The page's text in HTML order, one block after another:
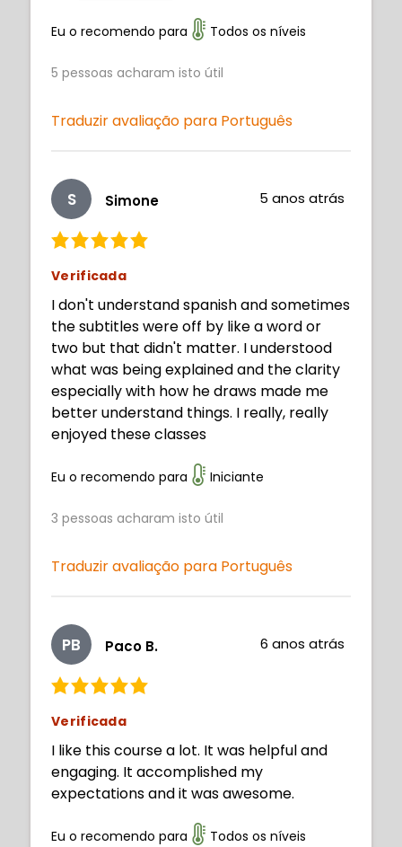
one of my worst places right now). He has
from an art teacher. Thanks! Can't wait to
Eu o recomendo para Todos os níveis
5 pessoas acharam isto útil
Traduzir avaliação para Português
S Simone 5 anos atrás
Verificada
I don't understand spanish and sometimes
the subtitles were off by like a word or
two but that didn't matter. I understood
what was being explained and the clarity
especially with how he draws made me
better understand things. I really, really
enjoyed these classes
Eu o recomendo para Iniciante
3 pessoas acharam isto útil
Traduzir avaliação para Português
PB Paco B. 6 anos atrás
Verificada
I like this course a lot. It was helpful and
engaging. It accomplished my
expectations and it was awesome.
Eu o recomendo para Todos os níveis